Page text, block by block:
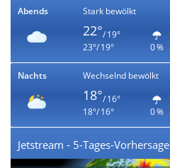
Abends Stark bewölkt
22°/ 19°
23°/ 19°
0 %
Nachts Wechselnd bewölkt
18°/ 16°
18°/ 16°
0 %
Jetstream - 5-Tages-Vorhersage